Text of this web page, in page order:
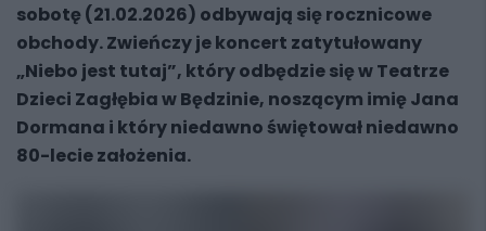
sobotę (21.02.2026) odbywają się rocznicowe
obchody. Zwieńczy je koncert zatytułowany
„Niebo jest tutaj”, który odbędzie się w Teatrze
Dzieci Zagłębia w Będzinie, noszącym imię Jana
Dormana i który niedawno świętował niedawno
80-lecie założenia.